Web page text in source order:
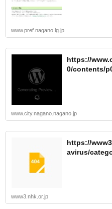
www.pref.nagano.lg.jp
https://
0/contents/
www.city.nagano.nagano.jp
https://
avirus/
www3.nhk.or.jp